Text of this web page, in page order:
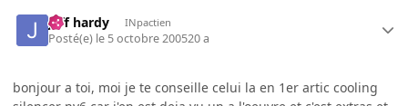
jeff hardy INpactien
Posté(e) le 5 octobre 200520 a
bonjour a toi, moi je te conseille celui la en 1er artic cooling